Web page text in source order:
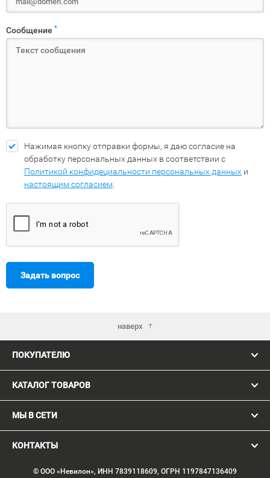
Сообщение *
Нажимая кнопку отправки формы, я даю согласие на
обработку персональных данных в соответствии с
Политикой конфидециальности персональных данных и
настоящим согласием
Задать вопрос
наверх
ПОКУПАТЕЛЮ
КАТАЛОГ ТОВАРОВ
МЫ В СЕТИ
КОНТАКТЫ
© ООО «Невилон», ИНН 7839118609, ОГРН 1197847136409